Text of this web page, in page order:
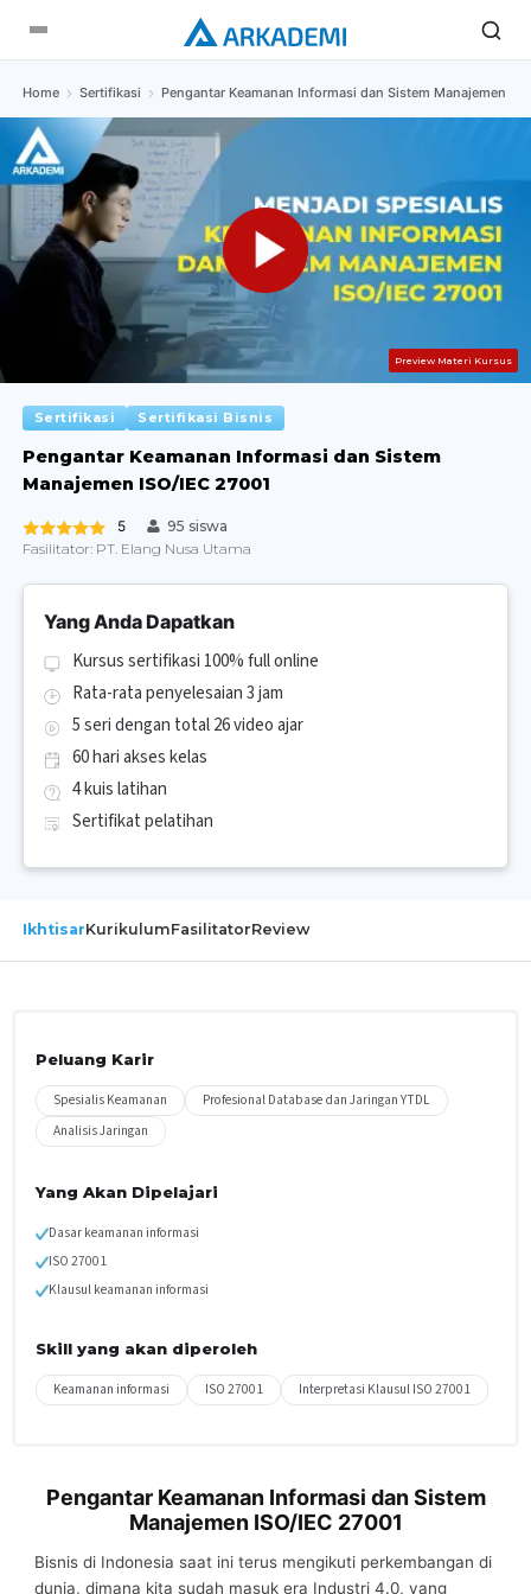
Home Sertifikasi Pengantar Keamanan Informasi dan Sistem Manajemen
Preview Materi Kursus
Sertifikasi Sertifikasi Bisnis
Pengantar Keamanan Informasi dan Sistem
Manajemen ISO/IEC 27001
5
95 siswa
Fasilitator: PT. Elang Nusa Utama
Yang Anda Dapatkan
Kursus sertifikasi 100% full online
Rata-rata penyelesaian 3 jam
5 seri dengan total 26 video ajar
60 hari akses kelas
4 kuis latihan
Sertifikat pelatihan
IkhtisarKurikulumFasilitatorReview
Peluang Karir
Spesialis Keamanan
Profesional Database dan Jaringan YTDL
Analisis Jaringan
Yang Akan Dipelajari
Dasar keamanan informasi
ISO 27001
Klausul keamanan informasi
Skill yang akan diperoleh
Keamanan informasi ISO 27001 Interpretasi Klausul ISO 27001
Pengantar Keamanan Informasi dan Sistem
Manajemen ISO/IEC 27001
Bisnis di Indonesia saat ini terus mengikuti perkembangan di
dunia, dimana kita sudah masuk era Industri 4.0, yang